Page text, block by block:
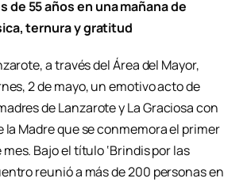
de 55 años en una mañana de
ternura y gratitud
a través del Área del Mayor,
2 de mayo, un emotivo acto de
de Lanzarote y La Graciosa con
la Madre que se conmemora el primer
Bajo el título ‘Brindis por las
reunió a más de 200 personas en